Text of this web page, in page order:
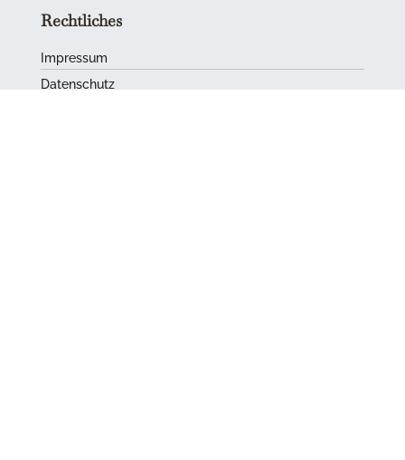
Rechtliches
Impressum
Datenschutz